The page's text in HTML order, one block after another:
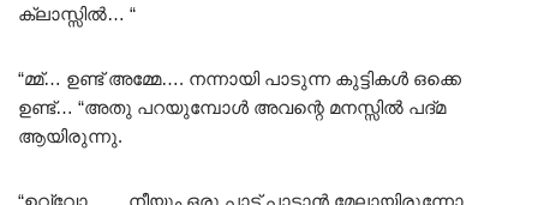
ക്ലാസ്സിൽ… “
“മ്മ്… ഉണ്ട്‌ അമ്മേ…. നന്നായി പാടുന്ന കുട്ടികൾ ഒക്കെ
ഉണ്ട്‌… “അതു പറയുമ്പോൾ അവന്റെ മനസ്സിൽ പദ്മ
ആയിരുന്നു.